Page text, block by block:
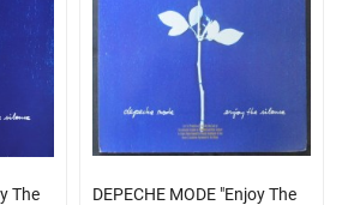
The
DEPECHE MODE "Enjoy The